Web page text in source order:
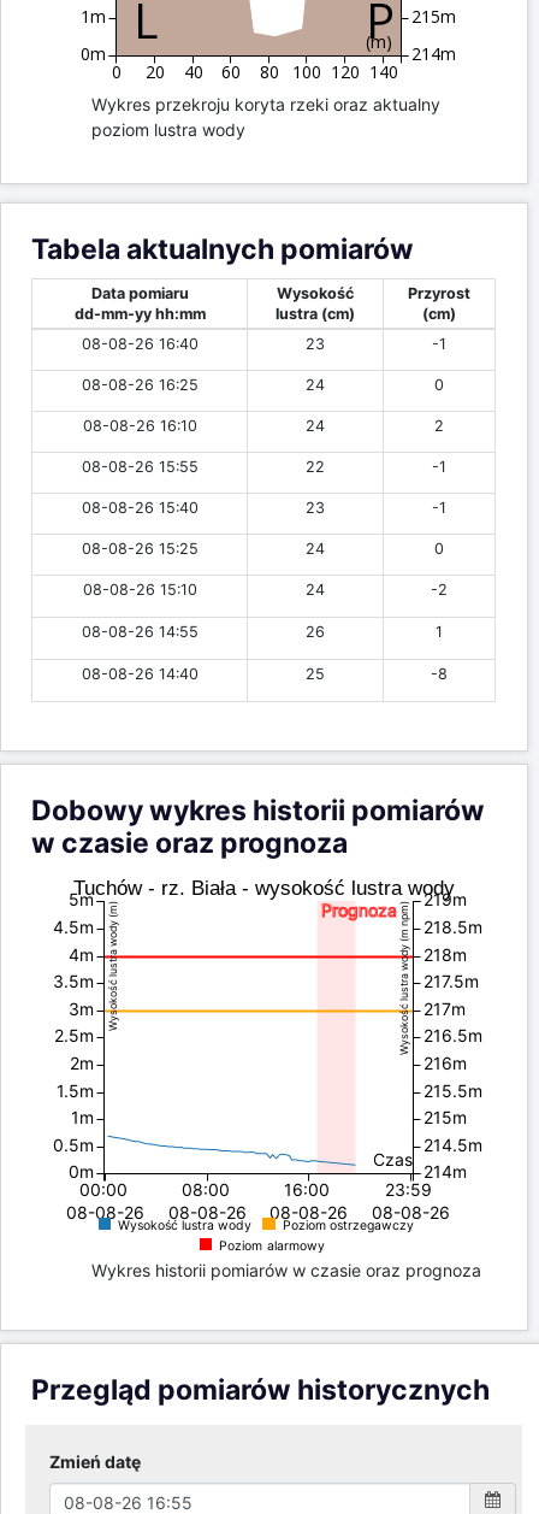
(m)
0 20 40 60 80 100 120 140
0m
1m
214m
215m
Wykres przekroju koryta rzeki oraz aktualny
poziom lustra wody
Tabela aktualnych pomiarów
Data pomiaru
dd-mm-yy hh:mm
Wysokość
lustra (cm)
Przyrost
(cm)
08-08-26 16:40
23 -1
08-08-26 16:25 24 0
08-08-26 16:10 24 2
08-08-26 15:55 22 -1
08-08-26 15:40 23 -1
08-08-26 15:25 24 0
08-08-26 15:10 24 -2
08-08-26 14:55 26 1
08-08-26 14:40 25 -8
Dobowy wykres historii pomiarów
w czasie oraz prognoza
Prognoza
Czas
00:00
08-08-26
08:00
08-08-26
16:00
08-08-26
23:59
08-08-26
Wysokość lustra wody (m)
0m
0.5m
1m
1.5m
2m
2.5m
3m
3.5m
4m
4.5m
5m
Wysokość lustra wody (m npm)
214m
214.5m
215m
215.5m
216m
216.5m
217m
217.5m
218m
218.5m
219m
Wysokość lustra wody
Poziom ostrzegawczy
Poziom alarmowy
Tuchów - rz. Biała - wysokość lustra wody
Wykres historii pomiarów w czasie oraz prognoza
Przegląd pomiarów historycznych
Zmień datę